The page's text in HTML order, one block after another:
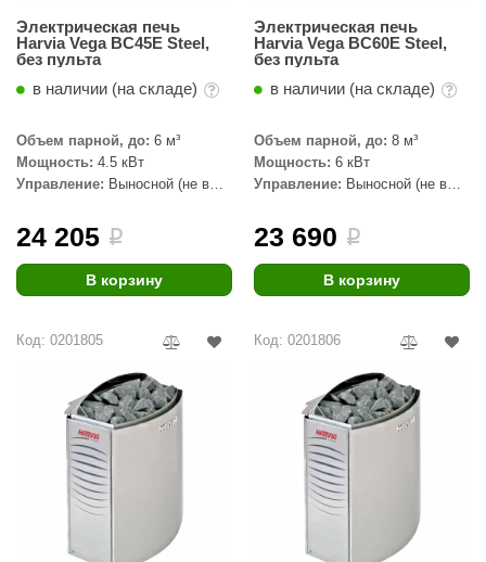
Термо
печи
тепла
Электрическая печь
Harvia Vega BC45E Steel,
без пульта
в наличии (на складе)
Объем парной, до: 6 м³
Мощность: 4.5 кВт
Управление: Выносной (не в
24 205 i
В корзину
Электрическая печь
Harvia Vega BC60E Steel,
без пульта
в наличии (на складе)
Объем парной, до: 8 м³
Мощность: 6 кВт
Управление: Выносной (не в
23 690 i
В корзину
Код: 0201805 Код: 0201806